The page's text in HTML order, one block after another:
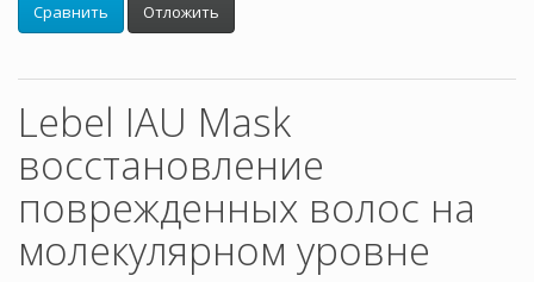
Сравнить Отложить
Lebel IAU Mask
восстановление
поврежденных волос на
молекулярном уровне